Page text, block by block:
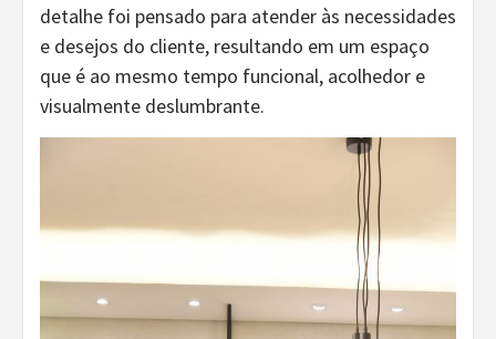
detalhe foi pensado para atender às necessidades
e desejos do cliente, resultando em um espaço
que é ao mesmo tempo funcional, acolhedor e
visualmente deslumbrante.